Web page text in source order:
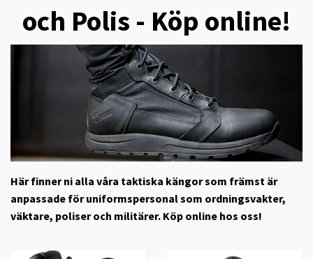
och Polis - Köp online!
Här finner ni alla våra taktiska kängor som främst är
anpassade för uniformspersonal som ordningsvakter,
väktare, poliser och militärer. Köp online hos oss!